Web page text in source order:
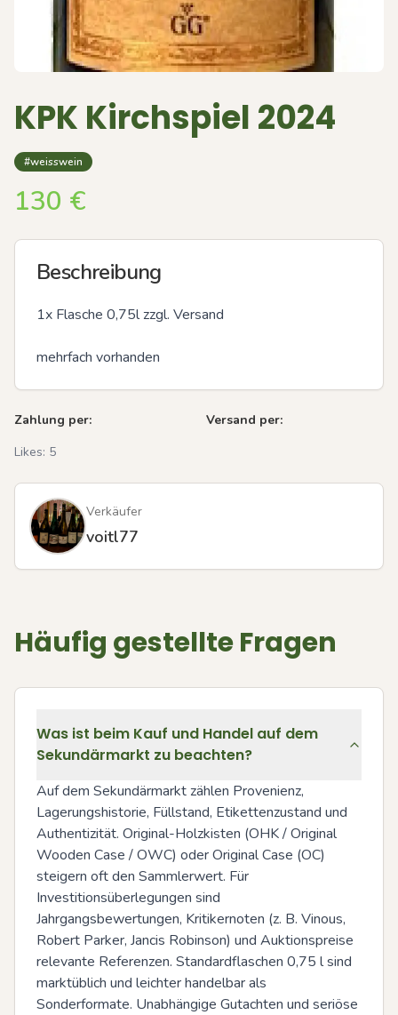
KPK Kirchspiel 2024
#weisswein
130 €
Beschreibung
1x Flasche 0,75l zzgl. Versand
mehrfach vorhanden
Zahlung per:
Versand per:
Likes: 5
Verkäufer
voitl77
Häufig gestellte Fragen
Was ist beim Kauf und Handel auf dem
Sekundärmarkt zu beachten?
Auf dem Sekundärmarkt zählen Provenienz,
Lagerungshistorie, Füllstand, Etikettenzustand und
Authentizität. Original-Holzkisten (OHK / Original
Wooden Case / OWC) oder Original Case (OC)
steigern oft den Sammlerwert. Für
Investitionsüberlegungen sind
Jahrgangsbewertungen, Kritikernoten (z. B. Vinous,
Robert Parker, Jancis Robinson) und Auktionspreise
relevante Referenzen. Standardflaschen 0,75 l sind
marktüblich und leichter handelbar als
Sonderformate. Unabhängige Gutachten und seriöse